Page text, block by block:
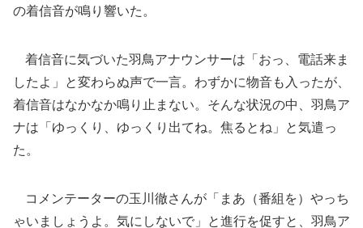
の着信音が鳴り響いた。
着信音に気づいた羽鳥アナウンサーは「おっ、電話来ま
したよ」と変わらぬ声で一言。わずかに物音も入ったが、
着信音はなかなか鳴り止まない。そんな状況の中、羽鳥ア
ナは「ゆっくり、ゆっくり出てね。焦るとね」と気遣っ
た。
コメンテーターの玉川徹さんが「まあ（番組を）やっち
ゃいましょうよ。気にしないで」と進行を促すと、羽鳥ア